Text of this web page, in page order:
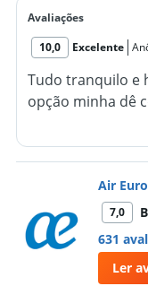
Avaliações
10,0 Excelente
Tudo tranquilo e
opção minha dê
Air
7,0
631
Ler